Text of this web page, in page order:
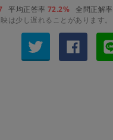
平均正答率 72.2% 全問正解率
は少し遅れることがあります。